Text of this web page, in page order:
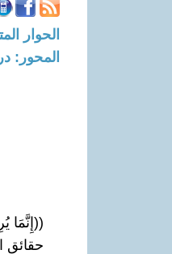
الحوار المتمدن-
المحور:
((إِنَّمَا
حقائق